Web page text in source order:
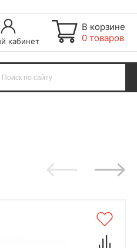
кабинет
В корзине
0 товаров